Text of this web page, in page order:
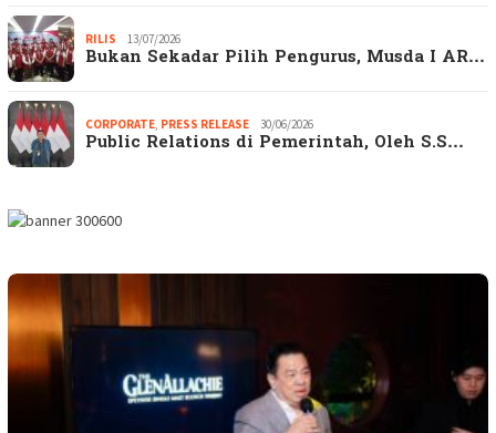
RILIS 13/07/2026
Bukan Sekadar Pilih Pengurus, Musda I AR…
CORPORATE PRESS RELEASE 30/06/2026
Public Relations di Pemerintah, Oleh S.S…